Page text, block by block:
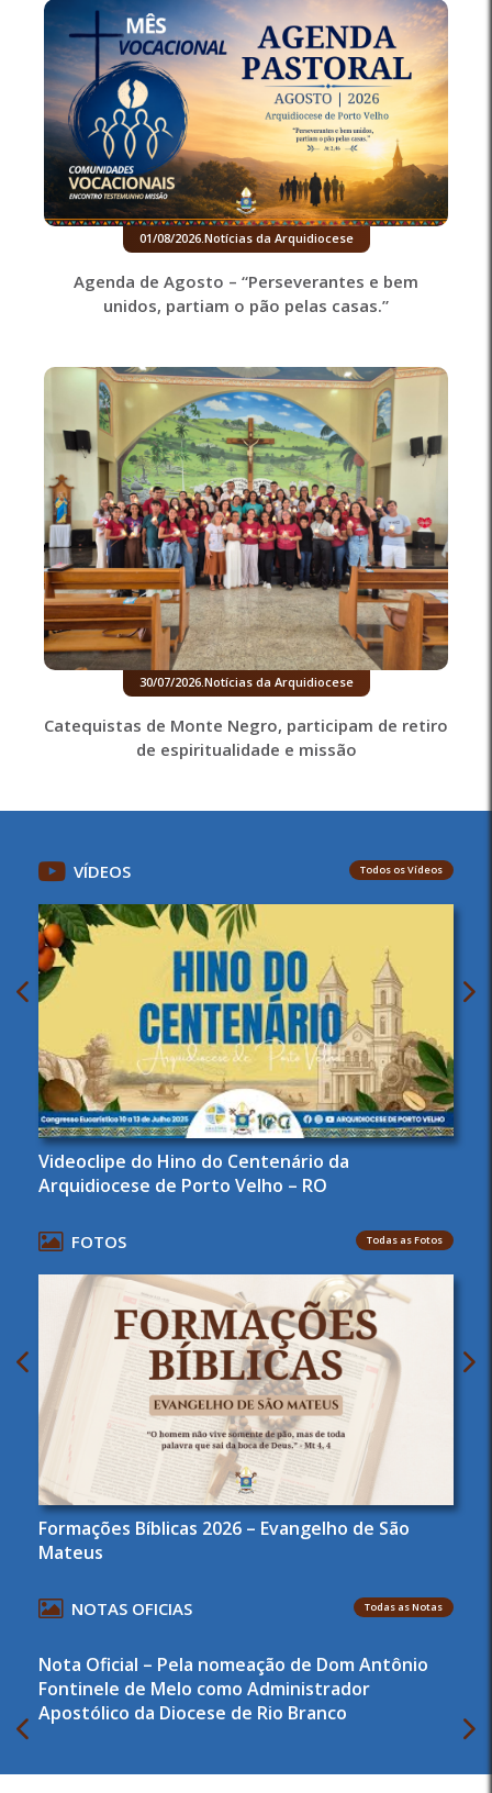
01/08/2026. Notícias da Arquidiocese
Agenda de Agosto – “Perseverantes e bem
unidos, partiam o pão pelas casas.”
30/07/2026. Notícias da Arquidiocese
Catequistas de Monte Negro, participam de retiro
de espiritualidade e missão
VÍDEOS Todos os Vídeos
Videoclipe do Hino do Centenário da
Arquidiocese de Porto Velho – RO
FOTOS Todas as Fotos
Formações Bíblicas 2026 – Evangelho de São
Mateus
NOTAS OFICIAS Todas as Notas
Nota Oficial – Pela nomeação de Dom Antônio
Fontinele de Melo como Administrador
Apostólico da Diocese de Rio Branco